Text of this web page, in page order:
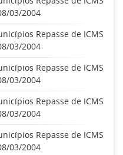
03/2004
Repasse de ICMS
03/2004
Repasse de ICMS
03/2004
Repasse de ICMS
03/2004
Repasse de ICMS
03/2004